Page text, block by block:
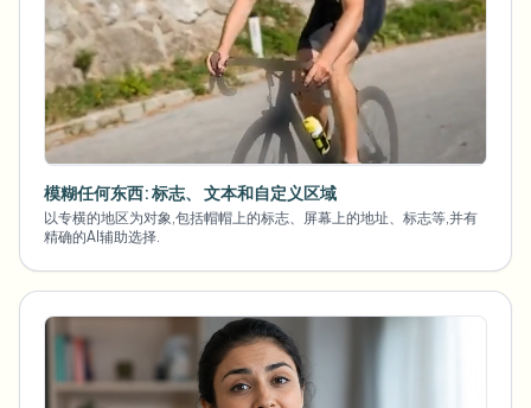
模糊任何东西: 标志、 文本和自定义区域
以专横的地区为对象,包括帽帽上的标志、屏幕上的地址、标志等,并有
精确的AI辅助选择.